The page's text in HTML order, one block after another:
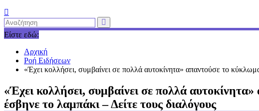
Είστε εδώ:
Αρχική
Ροή Ειδήσεων
«Έχει κολλήσει, συμβαίνει σε πολλά αυτοκίνητα» απαντούσε το
«Έχει κολλήσει, συμβαίνει σε πολλά
έσβηνε το λαμπάκι – Δείτε τους διαλόγους